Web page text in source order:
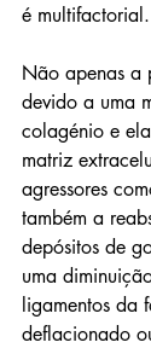
é multifactorial.
Não apenas a
devido a uma
colagénio e
matriz
agressores
também a
depósitos de
uma
ligamentos da
deflacionado